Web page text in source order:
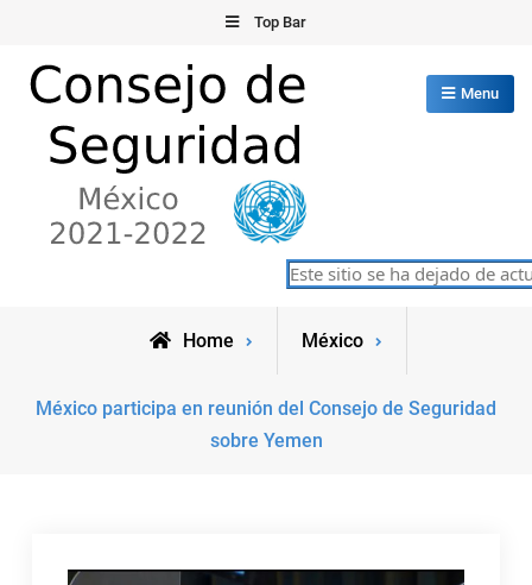
content
Top Bar
Consejo de Seguridad de las
Naciones Unidas
Menu
Este sitio se ha dejado de
Home México
México participa en reunión del Consejo de Seguridad
sobre Yemen